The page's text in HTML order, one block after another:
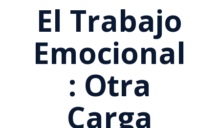
El Trabajo
Emocional
: Otra
Carga